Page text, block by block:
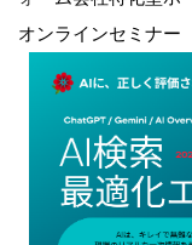
オンラインセミナー